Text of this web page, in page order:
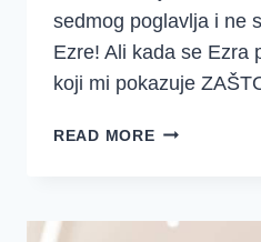
sedmog poglavlja i ne
Ezre! Ali kada se Ezra
koji mi pokazuje
READ MOREMOŽE
REĆI